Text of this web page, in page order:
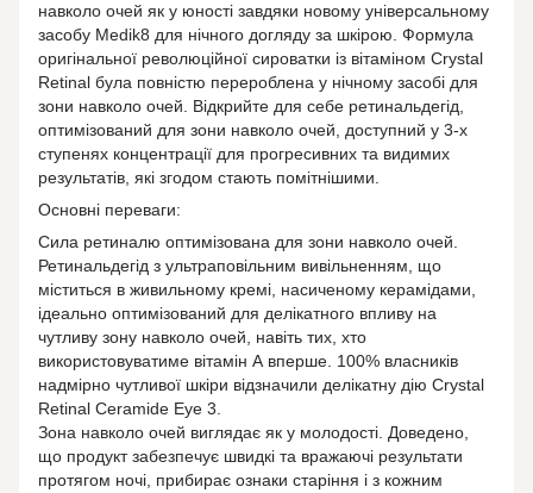
навколо очей як у юності завдяки новому універсальному
засобу Medik8 для нічного догляду за шкірою. Формула
оригінальної революційної сироватки із вітаміном Crystal
Retinal була повністю перероблена у нічному засобі для
зони навколо очей. Відкрийте для себе ретинальдегід,
оптимізований для зони навколо очей, доступний у 3-х
ступенях концентрації для прогресивних та видимих ​​
результатів, які згодом стають помітнішими.
Основні переваги:
Сила ретиналю оптимізована для зони навколо очей.
Ретинальдегід з ультраповільним вивільненням, що
міститься в живильному кремі, насиченому керамідами,
ідеально оптимізований для делікатного впливу на
чутливу зону навколо очей, навіть тих, хто
використовуватиме вітамін А вперше. 100% власників
надмірно чутливої ​​шкіри відзначили делікатну дію Crystal
Retinal Ceramide Eye 3.
Зона навколо очей виглядає як у молодості. Доведено,
що продукт забезпечує швидкі та вражаючі результати
протягом ночі, прибирає ознаки старіння і з кожним